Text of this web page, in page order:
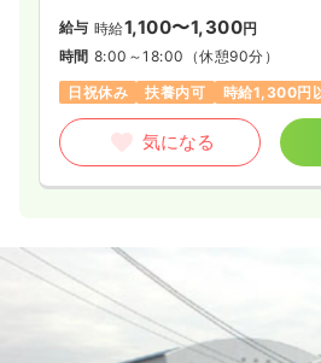
給与 時給1,100〜1,300円
時間 8:00～18:00 （休憩90分）
日祝休み
扶養内可 時給1,300円
気になる